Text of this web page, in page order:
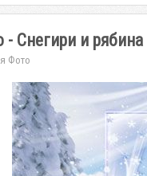
Снегири и рябина
Фото